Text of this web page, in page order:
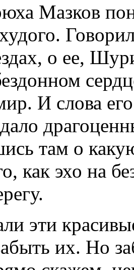
Мазков
о ее,
И слова
там о
как эхо на
эти
их. Но